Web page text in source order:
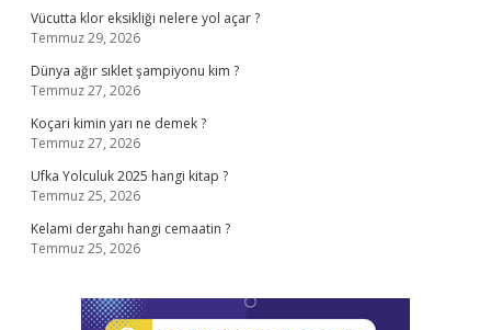
Vücutta klor eksikliği nelere yol açar ?
Temmuz 29, 2026
Dünya ağır sıklet şampiyonu kim ?
Temmuz 27, 2026
Koçari kimin yarı ne demek ?
Temmuz 27, 2026
Ufka Yolculuk 2025 hangi kitap ?
Temmuz 25, 2026
Kelami dergahı hangi cemaatin ?
Temmuz 25, 2026